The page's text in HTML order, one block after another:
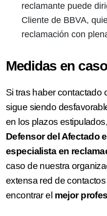
reclamante puede
Cliente de BBVA,
reclamación con
Medidas en
Si tras haber contactado
sigue siendo
en los plazos estipulados,
Defensor del Afectado
especialista en
caso de nuestra
extensa red de
encontrar el mejor